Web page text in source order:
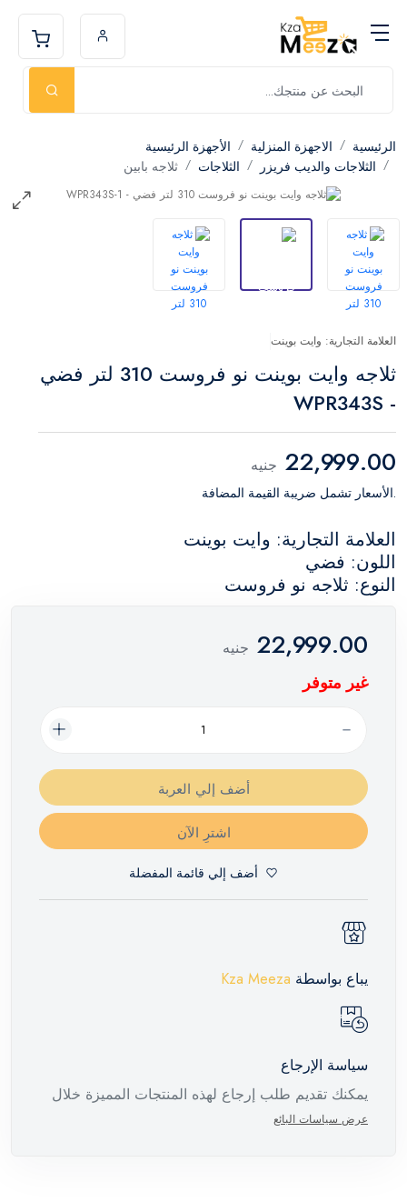
الرئيسية الاجهزة المنزلية
الأجهزة الرئيسية
الثلاجات والديب فريزر
الثلاجات ثلاجه بابين
العلامة التجارية: وايت بوينت
ثلاجه وايت بوينت نو فروست 310 لتر فضي
- WPR343S
22,999.00 جنيه
.الأسعار تشمل ضريبة القيمة المضافة
العلامة التجارية: وايت بوينت
اللون: فضي
النوع: ثلاجه نو فروست
22,999.00 جنيه
غير متوفر
أضف إلي العربة
اشترِ الآن
أضف إلي قائمة المفضلة
يباع بواسطة Kza Meeza
سياسة الإرجاع
يمكنك تقديم طلب إرجاع لهذه المنتجات المميزة خلال
عرض سياسات البائع